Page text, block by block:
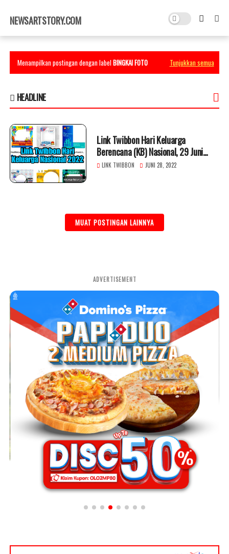
×
NEWSARTSTORY.COM
Menampilkan postingan dengan labelBINGKAI FOTO Tunjukkan semua
HEADLINE
Link Twibbon Hari Keluarga
Berencana (KB) Nasional, 29 Juni
2022
LINK TWIBBON JUNI 28, 2022
MUAT POSTINGAN LAINNYA
ADVERTISEMENT